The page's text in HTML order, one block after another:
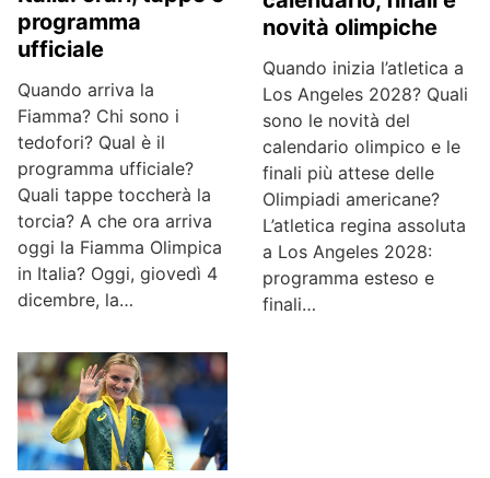
programma
ufficiale
Quando arriva la
Fiamma? Chi sono i
tedofori? Qual è il
programma ufficiale?
Quali tappe toccherà la
torcia? A che ora arriva
oggi la Fiamma Olimpica
in Italia? Oggi, giovedì 4
dicembre, la…
novità olimpiche
Quando inizia l’atletica a
Los Angeles 2028? Quali
sono le novità del
calendario olimpico e le
finali più attese delle
Olimpiadi americane?
L’atletica regina assoluta
a Los Angeles 2028:
programma esteso e
finali…